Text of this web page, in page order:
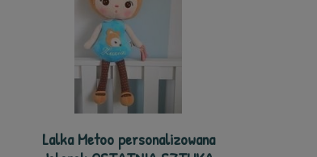
Lalka Metoo personalizowana